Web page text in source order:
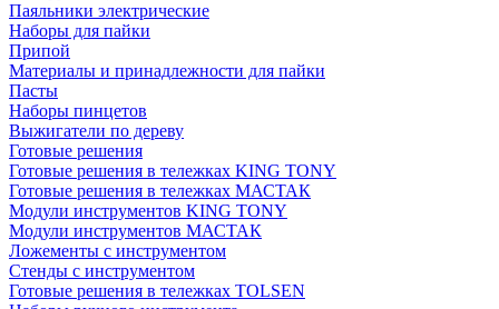
Паяльники электрические
Наборы для пайки
Припой
Материалы и принадлежности для пайки
Пасты
Наборы пинцетов
Выжигатели по дереву
Готовые решения
Готовые решения в тележках KING TONY
Готовые решения в тележках МАСТАК
Модули инструментов KING TONY
Модули инструментов МАСТАК
Ложементы с инструментом
Стенды с инструментом
Готовые решения в тележках TOLSEN